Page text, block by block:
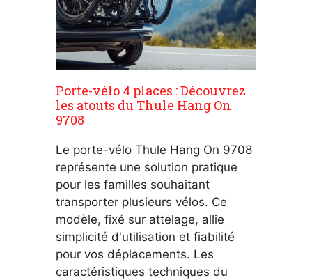
Porte-vélo 4 places : Découvrez
les atouts du Thule Hang On
9708
Le porte-vélo Thule Hang On 9708
représente une solution pratique
pour les familles souhaitant
transporter plusieurs vélos. Ce
modèle, fixé sur attelage, allie
simplicité d'utilisation et fiabilité
pour vos déplacements. Les
caractéristiques techniques du